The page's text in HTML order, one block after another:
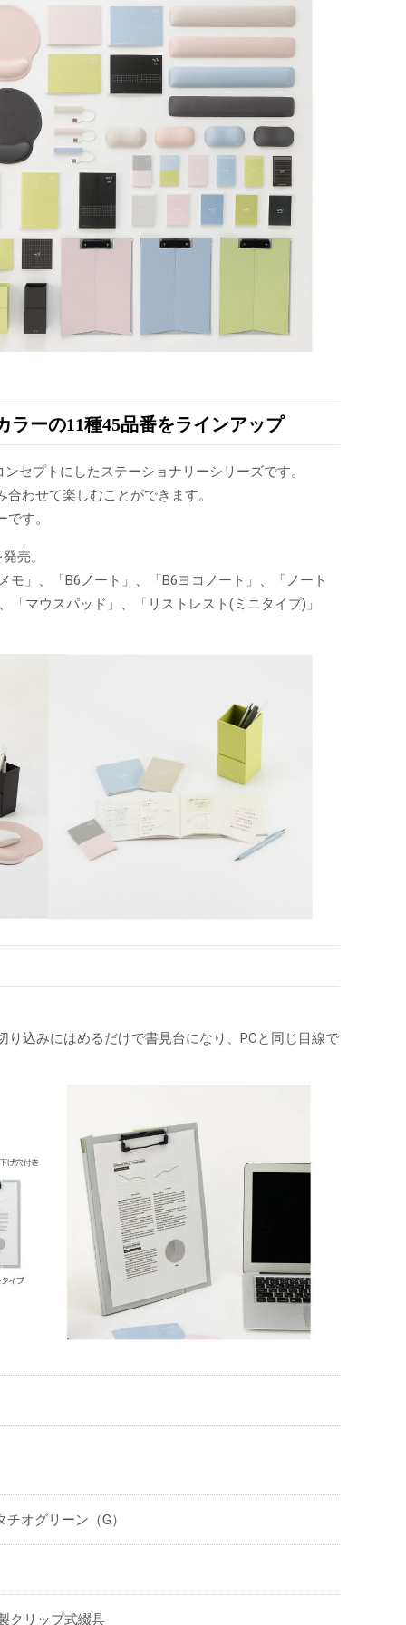
ーの11種45品番をラインアップ
セプトにしたステーショナリーシリーズです。
わせて楽しむことができます。
す。
売。
」、「B6ノート」、「B6ヨコノート」、「ノート
マウスパッド」、「リストレスト(ミニタイプ)」
込みにはめるだけで書見台になり、PCと同じ目線で
オグリーン（G）
クリップ式綴具